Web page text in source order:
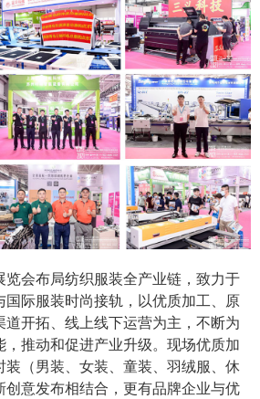
览会布局纺织服装全产业链，致力于
国际服装时尚接轨，以优质加工、原
开拓、线上线下运营为主，不断为
推动和促进产业升级。现场优质加
装（男装、女装、童装、羽绒服、休
创意发布相结合，更有品牌企业与优